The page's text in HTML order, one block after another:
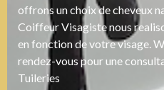
offrons un choix de cheveux
Coiffeur Visagiste nous
en fonction de votre visage.
rendez-vous pour une
Tuileries